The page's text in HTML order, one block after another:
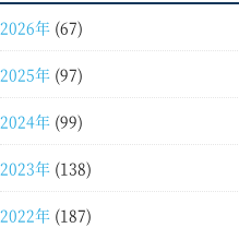
2026年 (67)
2025年 (97)
2024年 (99)
2023年 (138)
2022年 (187)